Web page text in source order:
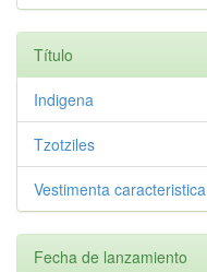
Título
Indigena
Tzotziles
Vestimenta caracteristica
Fecha de lanzamiento